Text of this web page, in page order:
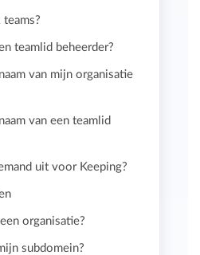
teamlid beheerder?
van mijn organisatie
van een teamlid
uit voor Keeping?
organisatie?
subdomein?